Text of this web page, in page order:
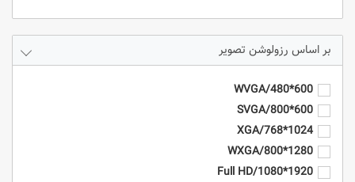
رزولوشن تصویر
600*480/WVGA
600*800/SVGA
1024*768/XGA
1280*800/WXGA
1920*1080/Full HD